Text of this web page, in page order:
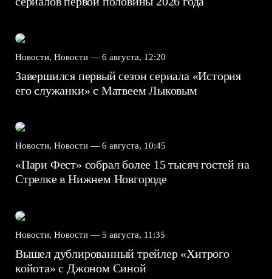
Новости, Новости — 6 августа, 12:20
Завершился первый сезон сериала «История
его служанки» с Матвеем Лыковым
Новости, Новости — 6 августа, 10:45
«Пари Фест» собрал более 15 тысяч гостей на
Стрелке в Нижнем Новгороде
Новости, Новости — 5 августа, 11:35
Вышел дублированный трейлер «Хитрого
койота» с Джоном Синой